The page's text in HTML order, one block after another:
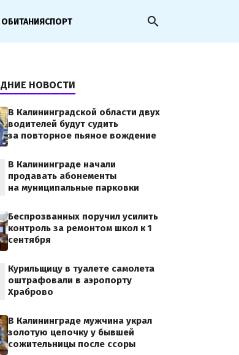
ОБИТАНИЯСПОРТ search
НОВОСТИ
В Калининградской области двух
водителей будут судить
за повторное пьяное вождение
В Калининграде начали
продавать абонементы
на муниципальные парковки
Беспрозванных поручил усилить
контроль за ремонтом школ к 1
сентября
Курильщицу в туалете самолета
оштрафовали в аэропорту
Храброво
В Калининграде мужчина украл
золотую цепочку у бывшей
сожительницы после ссоры